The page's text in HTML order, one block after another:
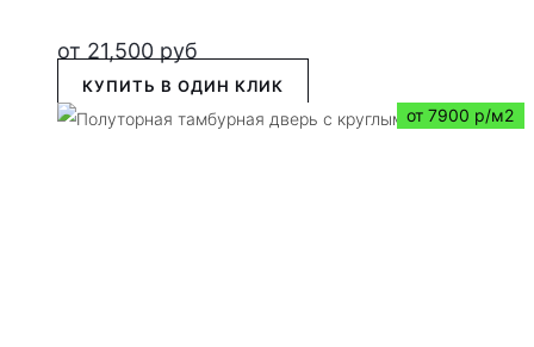
от 21,500 руб
КУПИТЬ В ОДИН КЛИК
от 7900 р/м2